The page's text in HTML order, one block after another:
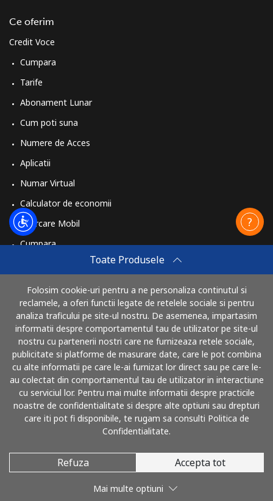
Toate Produsele
Folosim cookie-uri pentru a ne personaliza continutul si
reclamele, a oferi functii legate de retelele sociale si pentru
analiza traficului pe site-ul nostru. De asemenea, impartasim
informatii despre comportamentul tau de utilizator pe site-ul
nostru cu partenerii nostri care ne furnizeaza retele sociale,
publicitate si platforme de masurare date, care le pot combina
cu alte informatii pe care le-ai furnizat lor direct sau pe care le-
au colectat din comportamentul tau de utilizator in interactiune
cu serviciul lor. Pentru mai multe informatii despre practicile
noastre de confidentialitate si despre alte optiuni sau drepturi
care iti pot fi disponibile, te rugam sa consulti Politica de
Confidentialitate.
Refuza Accepta tot
Mai multe optiuni
Ce oferim
Credit Voce
Cumpara
Tarife
Abonament Lunar
Cum poti suna
Numere de Acces
Aplicatii
Numar Virtual
Calculator de economii
Reincarcare Mobil
Cumpara
Travel eSIM
Cumpara
Cum functioneaza
Poti plati cu
© 2026 SunaRomania